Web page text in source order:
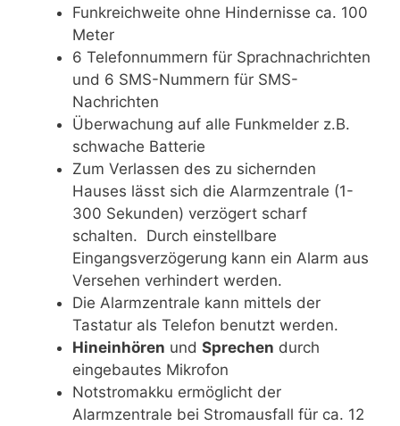
Funkreichweite ohne Hindernisse ca. 100
Meter
6 Telefonnummern für Sprachnachrichten
und 6 SMS-Nummern für SMS-
Nachrichten
Überwachung auf alle Funkmelder z.B.
schwache Batterie
Zum Verlassen des zu sichernden
Hauses lässt sich die Alarmzentrale (1-
300 Sekunden) verzögert scharf
schalten. Durch einstellbare
Eingangsverzögerung kann ein Alarm aus
Versehen verhindert werden.
Die Alarmzentrale kann mittels der
Tastatur als Telefon benutzt werden.
Hineinhören und Sprechen durch
eingebautes Mikrofon
Notstromakku ermöglicht der
Alarmzentrale bei Stromausfall für ca. 12